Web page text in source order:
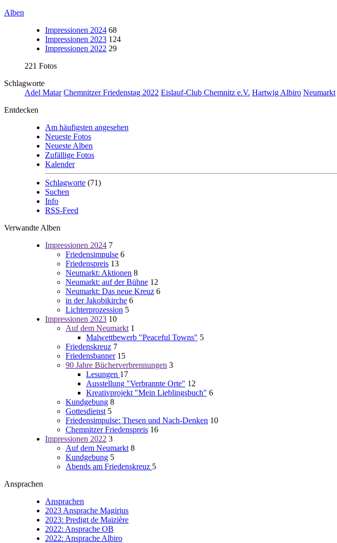
Alben
Impressionen 2024 68
Impressionen 2023 124
Impressionen 2022 29
221 Fotos
Schlagworte
Adel Matar Chemnitzer Friedenstag 2022 Eislauf-Club Chemnitz e.V. Hartwig Albiro Neumarkt
Entdecken
Am häufigsten angesehen
Neueste Fotos
Neueste Alben
Zufällige Fotos
Kalender
Schlagworte (71)
Suchen
Info
RSS-Feed
Verwandte Alben
Impressionen 2024 7
Friedensimpulse 6
Friedenspreis 13
Neumarkt: Aktionen 8
Neumarkt: auf der Bühne 12
Neumarkt: Das neue Kreuz 6
in der Jakobikirche 6
Lichterprozession 5
Impressionen 2023 10
Auf dem Neumarkt 1
Malwettbewerb "Peaceful Towns" 5
Friedenskreuz 7
Friedensbanner 15
90 Jahre Bücherverbrennungen 3
Lesungen 17
Ausstellung "Verbrannte Orte" 12
Kreativprojekt "Mein Lieblingsbuch" 6
Kundgebung 8
Gottesdienst 5
Friedensimpulse: Thesen und Nach-Denken 10
Chemnitzer Friedenspreis 16
Impressionen 2022 3
Auf dem Neumarkt 8
Kundgebung 5
Abends am Friedenskreuz 5
Ansprachen
Ansprachen
2023 Ansprache Magirius
2023: Predigt de Maizière
2022: Ansprache OB
2022: Ansprache Albiro